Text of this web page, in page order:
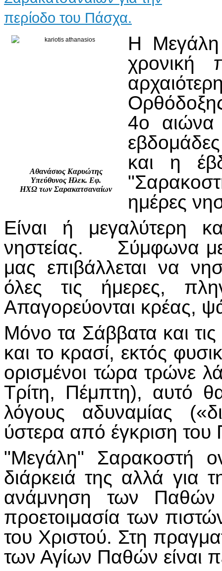
Αθανάσιος Καρυώτης
Υπεύθυνος Ηλεκ. Εφ.
ΗΧΩ των Σαρακατσαναίων
Η Μεγάλη
χρονική
4ο αιώνα
και η
ημέρες
Είναι ή μεγαλύτερη
νηστείας. Σύμφω­να με
μας επιβάλ­λεται να
όλες τις ήμερες,
Απαγορεύονται κρέας,
Μόνο τα Σάββατα και τις
και το κρασί, εκτός
ορισμένοι τώρα τρώνε
Τρίτη, Πέμπτη), αυτό
λόγους αδυναμίας
ύστερα από έγκριση του
"Μεγάλη" Σαρακοστή
διάρκειά της αλλά για
ανάμνηση των Παθών
προετοιμασία των
του Χριστού. Στη
των Αγίων Παθών είναι